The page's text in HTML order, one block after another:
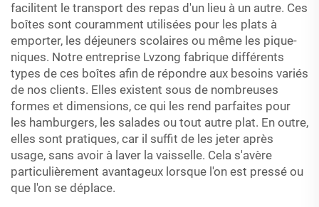
facilitent le transport des repas d'un lieu à un autre. Ces
boîtes sont couramment utilisées pour les plats à
emporter, les déjeuners scolaires ou même les pique-
niques. Notre entreprise Lvzong fabrique différents
types de ces boîtes afin de répondre aux besoins variés
de nos clients. Elles existent sous de nombreuses
formes et dimensions, ce qui les rend parfaites pour
les hamburgers, les salades ou tout autre plat. En outre,
elles sont pratiques, car il suffit de les jeter après
usage, sans avoir à laver la vaisselle. Cela s'avère
particulièrement avantageux lorsque l'on est pressé ou
que l'on se déplace.